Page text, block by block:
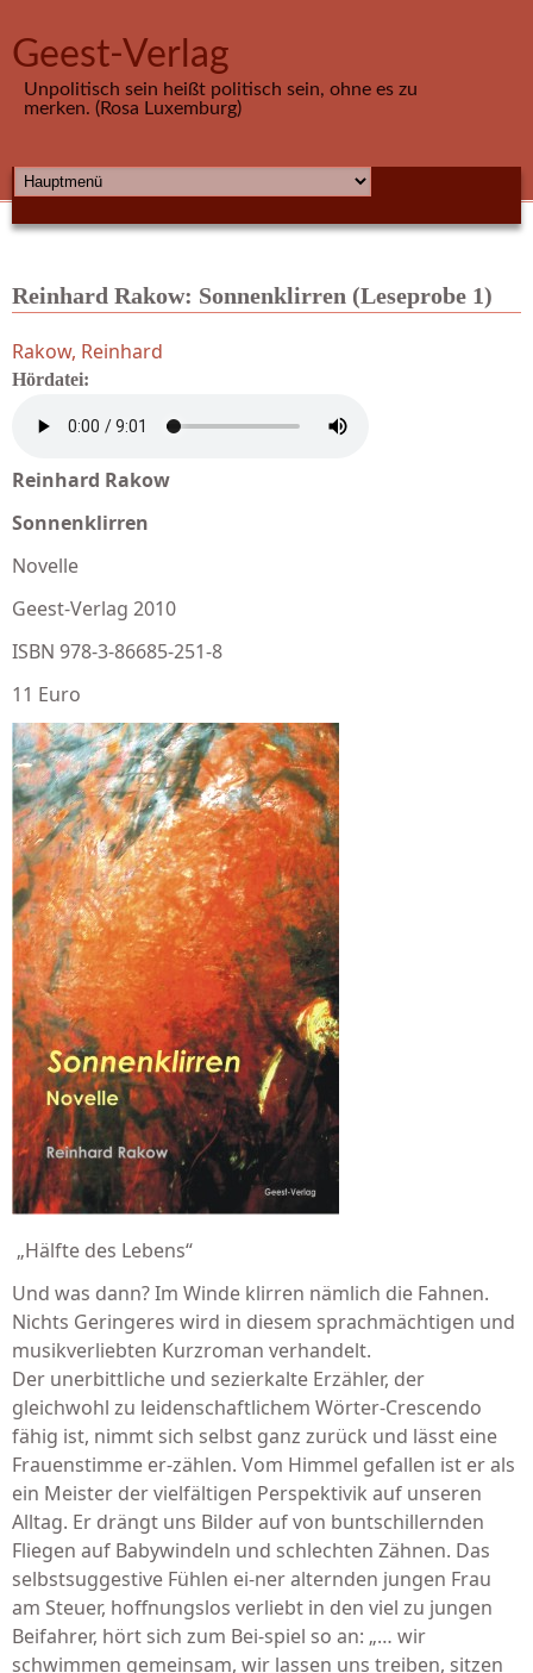
Geest-Verlag
Unpolitisch sein heißt politisch sein, ohne es zu
merken. (Rosa Luxemburg)
HAUPTMENÜ
Reinhard Rakow: Sonnenklirren (Leseprobe 1)
Rakow, Reinhard
Hördatei:
Reinhard Rakow
Sonnenklirren
Novelle
Geest-Verlag 2010
ISBN 978-3-86685-251-8
11 Euro
„Hälfte des Lebens“
Und was dann? Im Winde klirren nämlich die Fahnen.
Nichts Geringeres wird in diesem sprachmächtigen und
musikverliebten Kurzroman verhandelt.
Der unerbittliche und sezierkalte Erzähler, der
gleichwohl zu leidenschaftlichem Wörter-Crescendo
fähig ist, nimmt sich selbst ganz zurück und lässt eine
Frauenstimme er-zählen. Vom Himmel gefallen ist er als
ein Meister der vielfältigen Perspektivik auf unseren
Alltag. Er drängt uns Bilder auf von buntschillernden
Fliegen auf Babywindeln und schlechten Zähnen. Das
selbstsuggestive Fühlen ei-ner alternden jungen Frau
am Steuer, hoffnungslos verliebt in den viel zu jungen
Beifahrer, hört sich zum Bei-spiel so an: „… wir
schwimmen gemeinsam, wir lassen uns treiben, sitzen